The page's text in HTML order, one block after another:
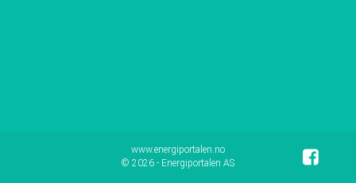
www.energiportalen.no
© 2026 - Energiportalen AS